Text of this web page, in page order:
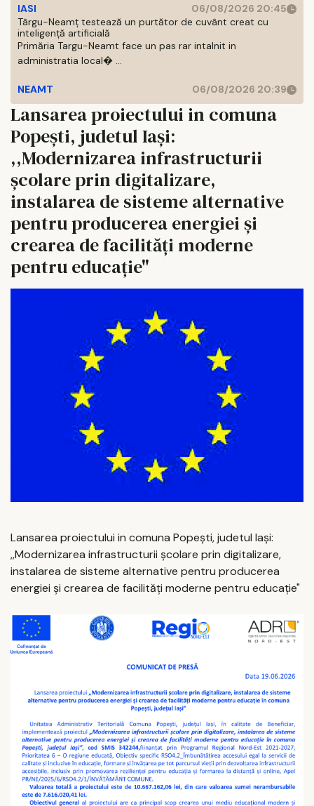
IASI
06/08/2026 20:45
Târgu-Neamț testează un purtător de cuvânt creat cu
inteligență artificială
Primăria Targu-Neamt face un pas rar intalnit in
administratia local� ...
NEAMT 06/08/2026 20:39
Lansarea proiectului in comuna
Popești, judetul Iași:
,,Modernizarea infrastructurii
școlare prin digitalizare,
instalarea de sisteme alternative
pentru producerea energiei și
crearea de facilități moderne
pentru educație"
Lansarea proiectului in comuna Popești, judetul Iași:
,,Modernizarea infrastructurii școlare prin digitalizare,
instalarea de sisteme alternative pentru producerea
energiei și crearea de facilități moderne pentru educație"